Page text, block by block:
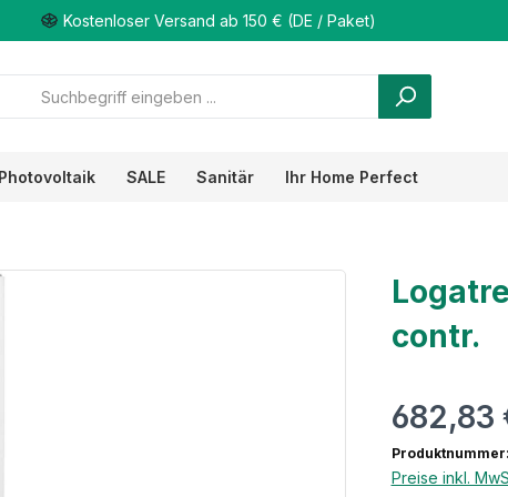
Kostenloser Versand ab 150 € (DE / Paket)
Photovoltaik SALE Sanitär Ihr Home Perfect
contr.
682,83
Preise inkl.